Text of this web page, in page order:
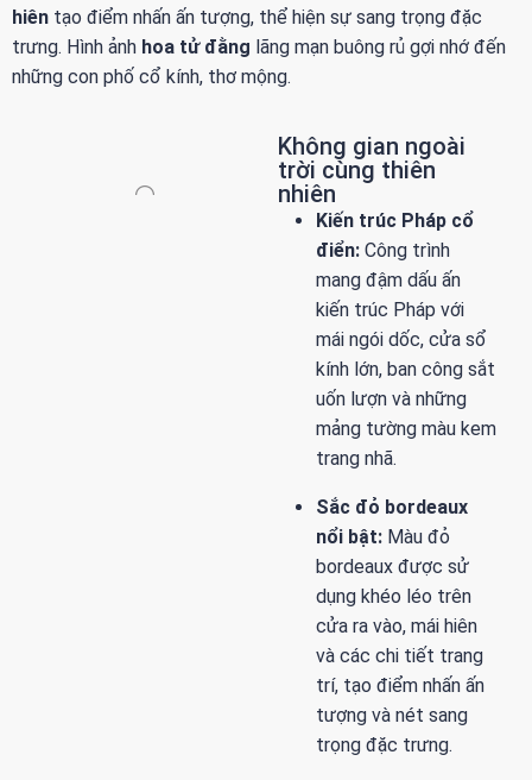
hiên tạo điểm nhấn ấn tượng, thể hiện sự sang trọng đặc
trưng. Hình ảnh hoa tử đằng lãng mạn buông rủ gợi nhớ đến
những con phố cổ kính, thơ mộng.
Không gian ngoài
trời cùng thiên
nhiên
Kiến trúc Pháp cổ
điển: Công trình
mang đậm dấu ấn
kiến trúc Pháp với
mái ngói dốc, cửa sổ
kính lớn, ban công sắt
uốn lượn và những
mảng tường màu kem
trang nhã.
Sắc đỏ bordeaux
nổi bật: Màu đỏ
bordeaux được sử
dụng khéo léo trên
cửa ra vào, mái hiên
và các chi tiết trang
trí, tạo điểm nhấn ấn
tượng và nét sang
trọng đặc trưng.